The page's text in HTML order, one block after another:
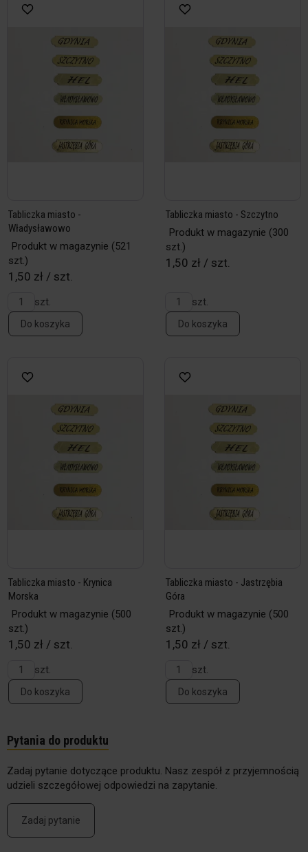
Tabliczka miasto -
Władysławowo
Produkt w magazynie (521
szt.)
1,50 zł / szt.
szt.
Do koszyka
Tabliczka miasto - Szczytno
Produkt w magazynie (300
szt.)
1,50 zł / szt.
szt.
Do koszyka
Tabliczka miasto - Krynica
Morska
Produkt w magazynie (500
szt.)
1,50 zł / szt.
szt.
Do koszyka
Tabliczka miasto - Jastrzębia
Góra
Produkt w magazynie (500
szt.)
1,50 zł / szt.
szt.
Do koszyka
Pytania do produktu
Zadaj pytanie dotyczące produktu. Nasz zespół z przyjemnością
udzieli szczegółowej odpowiedzi na zapytanie.
Zadaj pytanie